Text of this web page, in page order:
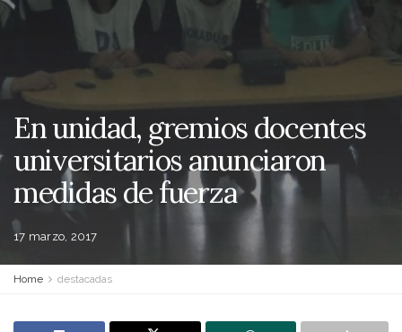
En unidad, gremios docentes
universitarios anunciaron
medidas de fuerza
17 marzo, 2017
Home destacadas